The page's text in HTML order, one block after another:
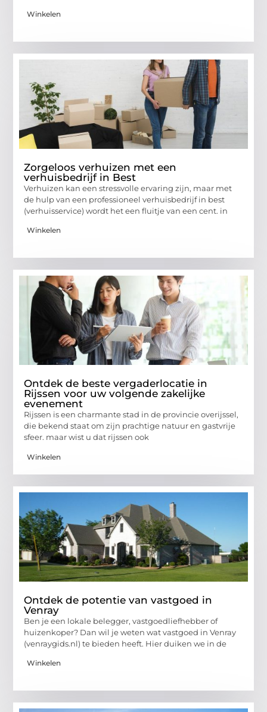
Winkelen
Zorgeloos verhuizen met een
verhuisbedrijf in Best
Verhuizen kan een stressvolle ervaring zijn, maar met
de hulp van een professioneel verhuisbedrijf in best
(verhuisservice) wordt het een fluitje van een cent. in
Winkelen
Ontdek de beste vergaderlocatie in
Rijssen voor uw volgende zakelijke
evenement
Rijssen is een charmante stad in de provincie overijssel,
die bekend staat om zijn prachtige natuur en gastvrije
sfeer. maar wist u dat rijssen ook
Winkelen
Ontdek de potentie van vastgoed in
Venray
Ben je een lokale belegger, vastgoedliefhebber of
huizenkoper? Dan wil je weten wat vastgoed in Venray
(venraygids.nl) te bieden heeft. Hier duiken we in de
Winkelen